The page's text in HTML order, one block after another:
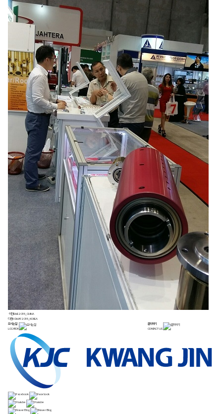
이전IEME 2015_CHINA
다음KOMAF 2015_KOREA
오시는길
LOCATION
문의하기
CONTACT US